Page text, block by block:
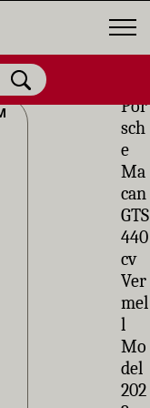
Por
sch
e
Ma
can
GTS
440
cv
Ver
mel
l
Mo
del
202